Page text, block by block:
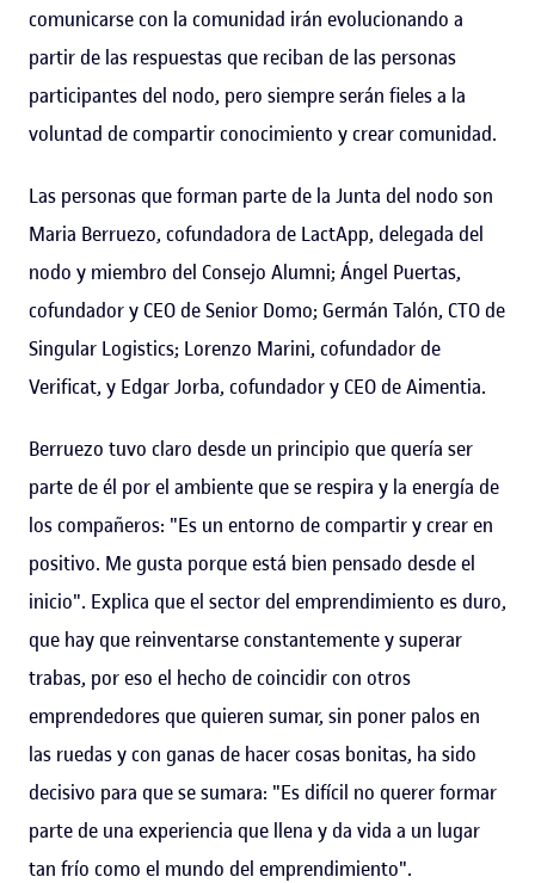
comunicarse con la comunidad irán evolucionando a
partir de las respuestas que reciban de las personas
participantes del nodo, pero siempre serán fieles a la
voluntad de compartir conocimiento y crear comunidad.
Las personas que forman parte de la Junta del nodo son
Maria Berruezo, cofundadora de LactApp, delegada del
nodo y miembro del Consejo Alumni; Ángel Puertas,
cofundador y CEO de Senior Domo; Germán Talón, CTO de
Singular Logistics; Lorenzo Marini, cofundador de
Verificat, y Edgar Jorba, cofundador y CEO de Aimentia.
Berruezo tuvo claro desde un principio que quería ser
parte de él por el ambiente que se respira y la energía de
los compañeros: "Es un entorno de compartir y crear en
positivo. Me gusta porque está bien pensado desde el
inicio". Explica que el sector del emprendimiento es duro,
que hay que reinventarse constantemente y superar
trabas, por eso el hecho de coincidir con otros
emprendedores que quieren sumar, sin poner palos en
las ruedas y con ganas de hacer cosas bonitas, ha sido
decisivo para que se sumara: "Es difícil no querer formar
parte de una experiencia que llena y da vida a un lugar
tan frío como el mundo del emprendimiento".